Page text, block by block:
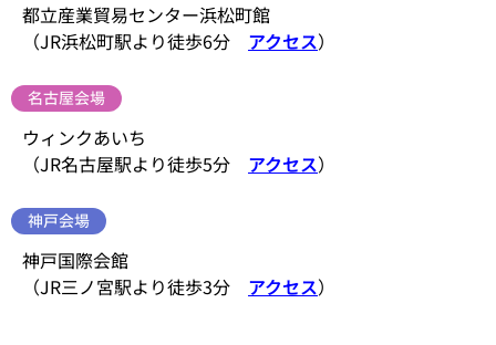
都立産業貿易センター浜松町館
（JR浜松町駅より徒歩6分 アクセス）
名古屋会場
ウィンクあいち
（JR名古屋駅より徒歩5分 アクセス）
神戸会場
神戸国際会館
（JR三ノ宮駅より徒歩3分 アクセス）